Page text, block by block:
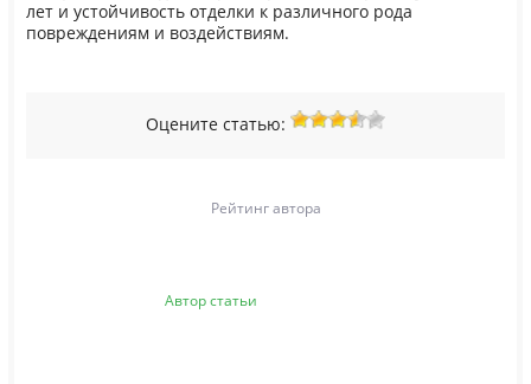
лет и устойчивость отделки к различного рода
повреждениям и воздействиям.
Оцените статью:
Рейтинг автора
Автор статьи